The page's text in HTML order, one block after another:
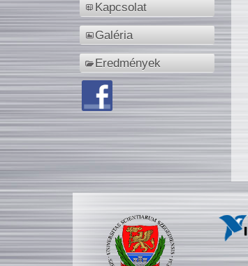
Kapcsolat
Galéria
Eredmények